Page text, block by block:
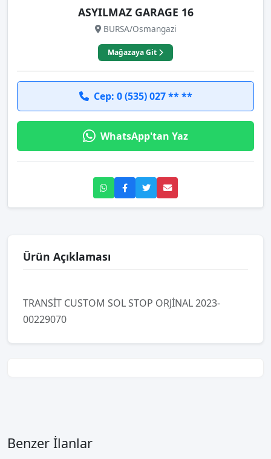
ASYILMAZ GARAGE 16
BURSA/Osmangazi
Mağazaya Git
Cep: 0 (535) 027 ** **
WhatsApp'tan Yaz
Ürün Açıklaması
TRANSİT CUSTOM SOL STOP ORJİNAL 2023-
00229070
Benzer İlanlar